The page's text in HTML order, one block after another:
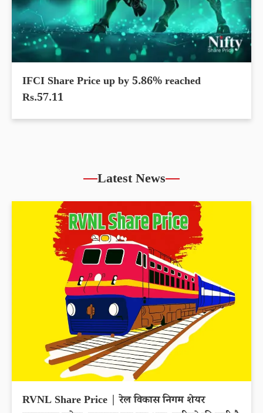
IFCI Share Price up by 5.86% reached
Rs.57.11
Latest News
RVNL Share Price | रेल विकास निगम शेयर